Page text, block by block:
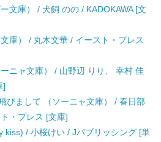
文庫） / 犬飼 のの / KADOKAWA [文
庫） / 丸木文華 / イースト・プレス
ニャ文庫） / 山野辺 りり、 幸村 佳
]
びまして （ソーニャ文庫） / 春日部
・プレス [文庫]
kiss) / 小桜けい / Jパブリッシング [単